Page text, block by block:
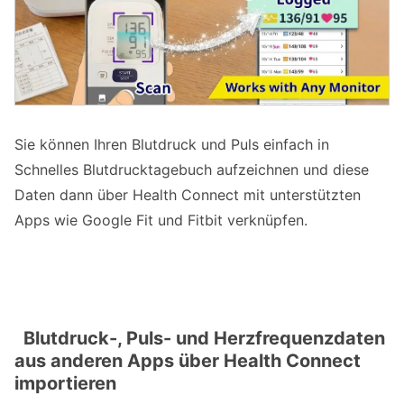
Sie können Ihren Blutdruck und Puls einfach in
Schnelles Blutdrucktagebuch aufzeichnen und diese
Daten dann über Health Connect mit unterstützten
Apps wie Google Fit und Fitbit verknüpfen.
Blutdruck-, Puls- und Herzfrequenzdaten
aus anderen Apps über Health Connect
importieren